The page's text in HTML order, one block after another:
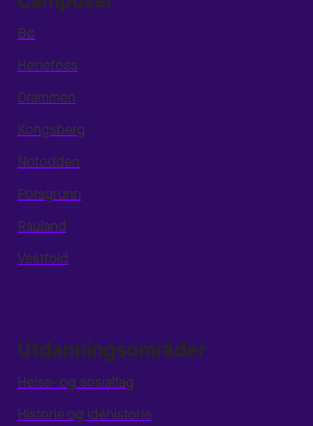
Bø
Hønefoss
Drammen
Kongsberg
Notodden
Porsgrunn
Rauland
Vestfold
Utdanningsområder
Helse- og sosialfag
Historie og idéhistorie